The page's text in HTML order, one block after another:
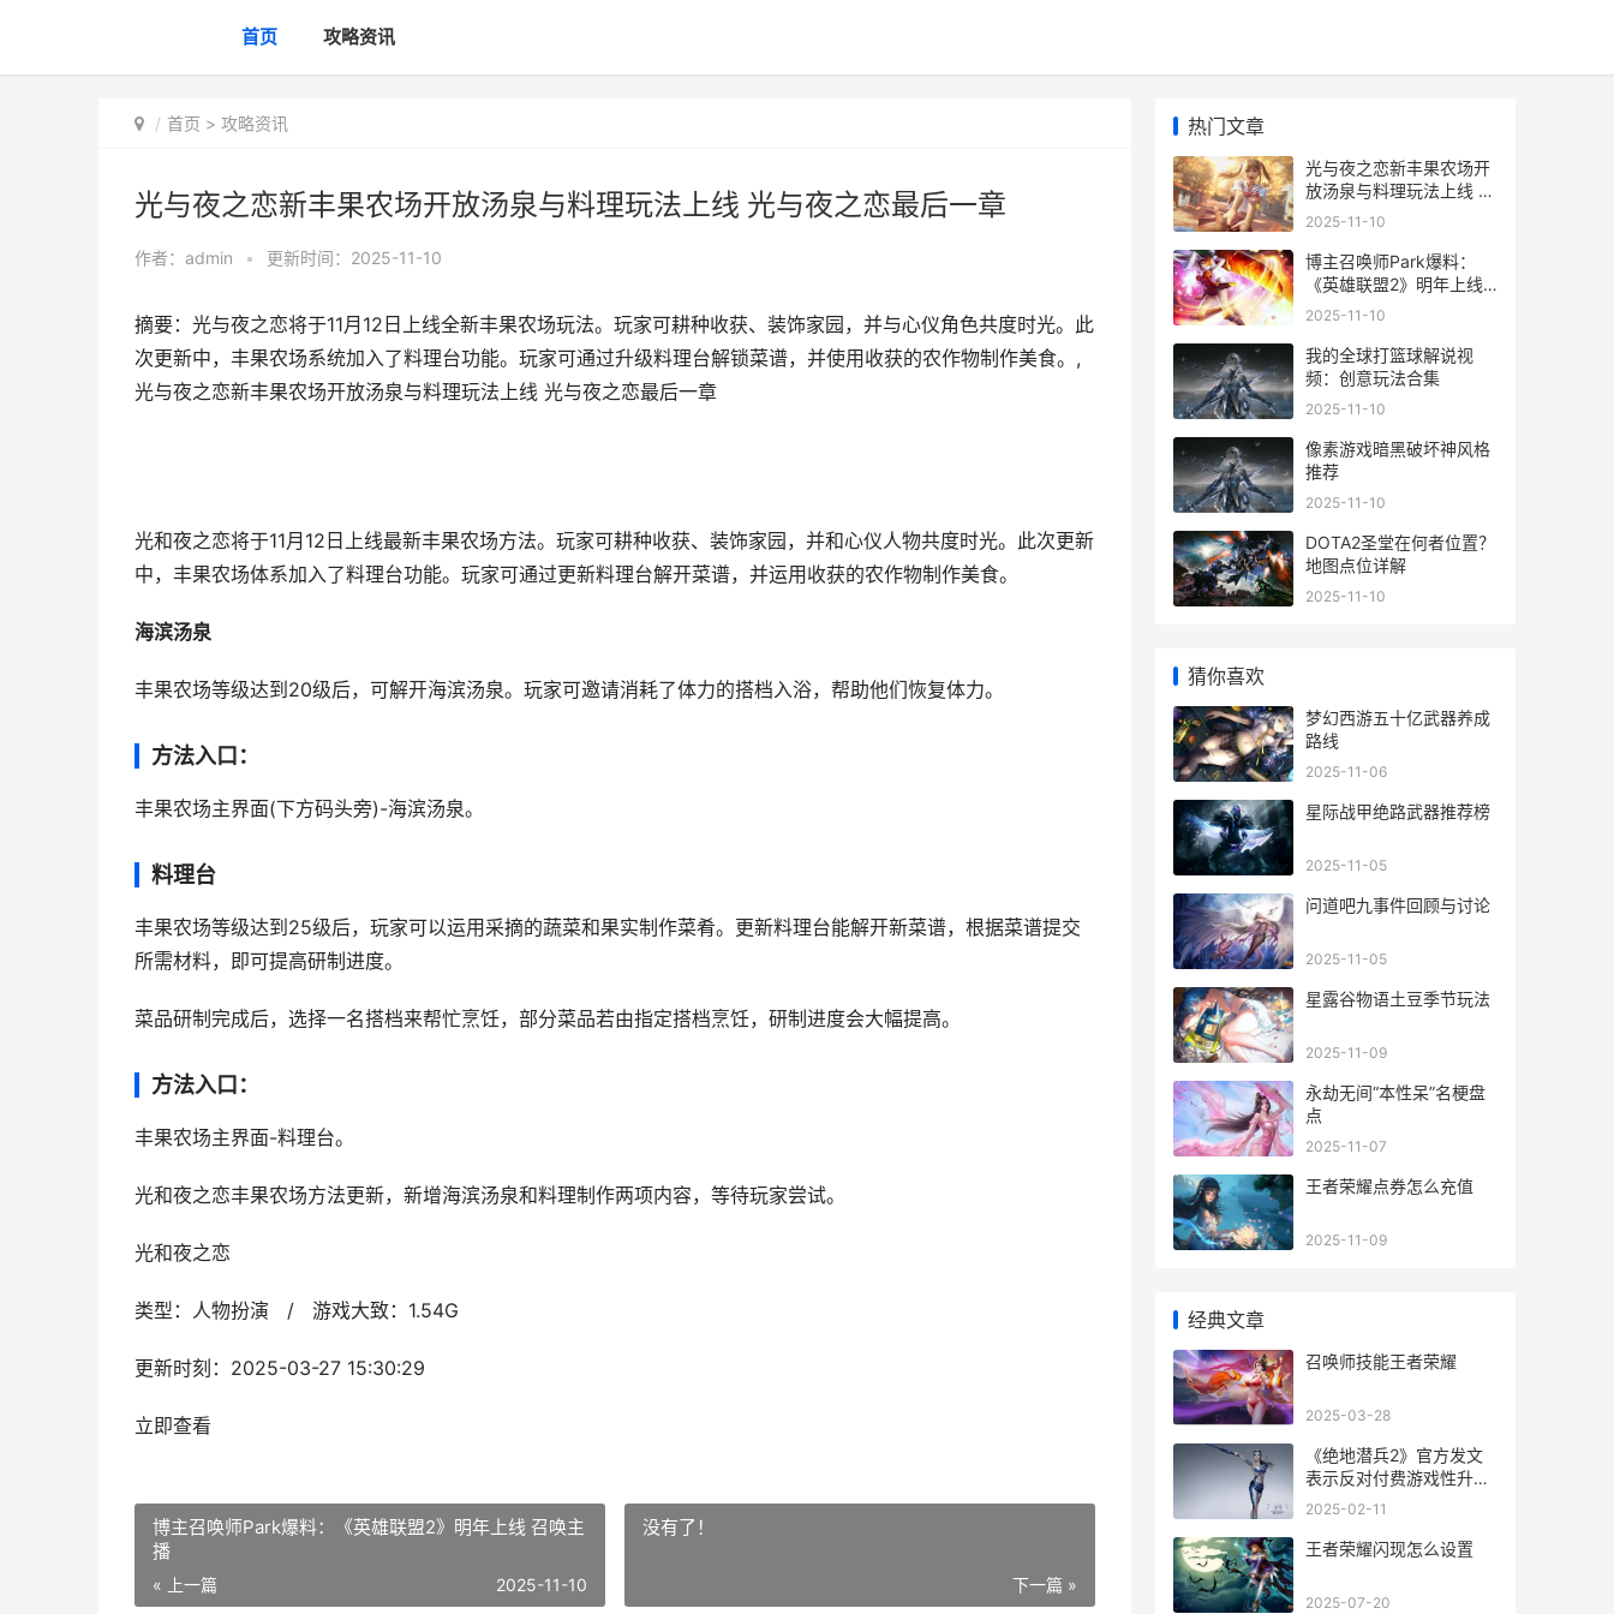
首页 攻略资讯
首页 > 攻略资讯
光与夜之恋新丰果农场开放汤泉与料理玩法上线 光与夜之恋最后一章
作者： admin • 更新时间：2025-11-10
摘要：光与夜之恋将于11月12日上线全新丰果农场玩法。玩家可耕种收获、装饰家园，并与心仪角色共度时光。此
次更新中，丰果农场系统加入了料理台功能。玩家可通过升级料理台解锁菜谱，并使用收获的农作物制作美食。,
光与夜之恋新丰果农场开放汤泉与料理玩法上线 光与夜之恋最后一章
光和夜之恋将于11月12日上线最新丰果农场方法。玩家可耕种收获、装饰家园，并和心仪人物共度时光。此次更新
中，丰果农场体系加入了料理台功能。玩家可通过更新料理台解开菜谱，并运用收获的农作物制作美食。
海滨汤泉
丰果农场等级达到20级后，可解开海滨汤泉。玩家可邀请消耗了体力的搭档入浴，帮助他们恢复体力。
方法入口：
丰果农场主界面(下方码头旁)-海滨汤泉。
料理台
丰果农场等级达到25级后，玩家可以运用采摘的蔬菜和果实制作菜肴。更新料理台能解开新菜谱，根据菜谱提交
所需材料，即可提高研制进度。
菜品研制完成后，选择一名搭档来帮忙烹饪，部分菜品若由指定搭档烹饪，研制进度会大幅提高。
方法入口：
丰果农场主界面-料理台。
光和夜之恋丰果农场方法更新，新增海滨汤泉和料理制作两项内容，等待玩家尝试。
光和夜之恋
类型：人物扮演 / 游戏大致：1.54G
更新时刻：2025-03-27 15:30:29
立即查看
博主召唤师Park爆料：《英雄联盟2》明年上线 召唤主
播
« 上一篇 2025-11-10
没有了！
下一篇 »
热门文章
光与夜之恋新丰果农场开
放汤泉与料理玩法上线 光
与夜之恋最后一章
2025-11-10
博主召唤师Park爆料：
《英雄联盟2》明年上线
召唤主播
2025-11-10
我的全球打篮球解说视
频：创意玩法合集
2025-11-10
像素游戏暗黑破坏神风格
推荐
2025-11-10
DOTA2圣堂在何者位置？
地图点位详解
2025-11-10
猜你喜欢
梦幻西游五十亿武器养成
路线
2025-11-06
星际战甲绝路武器推荐榜
2025-11-05
问道吧九事件回顾与讨论
2025-11-05
星露谷物语土豆季节玩法
2025-11-09
永劫无间“本性呆”名梗盘
点
2025-11-07
王者荣耀点券怎么充值
2025-11-09
经典文章
召唤师技能王者荣耀
2025-03-28
《绝地潜兵2》官方发文
表示反对付费游戏性升级
绝地潜兵2债券
2025-02-11
王者荣耀闪现怎么设置
2025-07-20